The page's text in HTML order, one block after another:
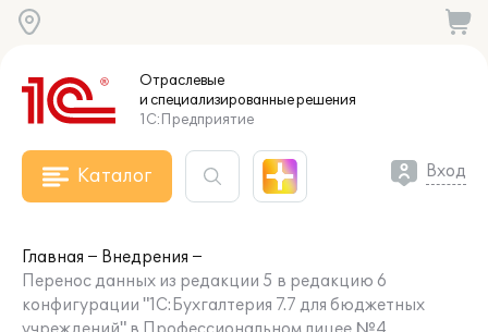
Отраслевые
и специализированныерешения
1С:Предприятие
Каталог Вход
Главная
Внедрения
Перенос данных из редакции 5 в редакцию 6
конфигурации "1С:Бухгалтерия 7.7 для бюджетных